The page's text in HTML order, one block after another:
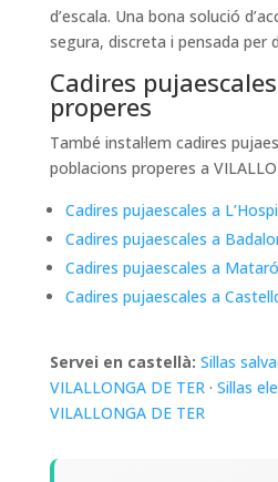
d’escala. Una bona solució
segura, discreta i pensada per
Cadires
properes
També instal·lem cadires
poblacions properes a
Cadires pujaescales a
Cadires pujaescales a
Cadires pujaescales a Mataró
Cadires pujaescales a
Servei en castellà: Sillas
VILALLONGA DE TER· Sillas
VILALLONGA DE TER